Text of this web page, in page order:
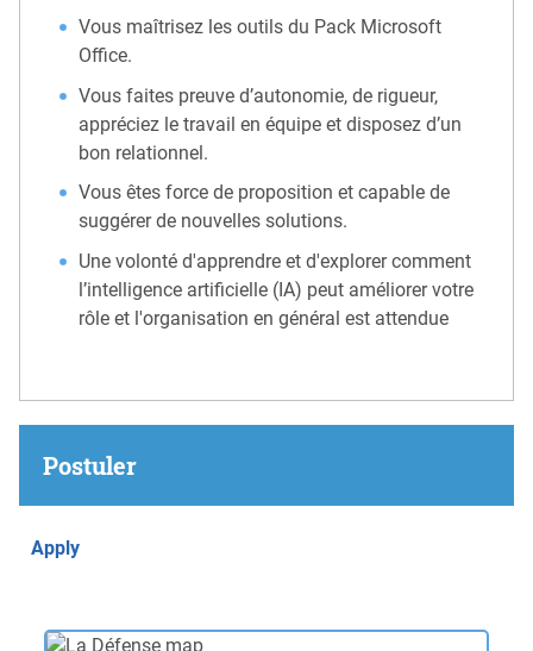
Vous maîtrisez les outils du Pack Microsoft
Office.
Vous faites preuve d’autonomie, de rigueur,
appréciez le travail en équipe et disposez d’un
bon relationnel.
Vous êtes force de proposition et capable de
suggérer de nouvelles solutions.
Une volonté d'apprendre et d'explorer comment
l’intelligence artificielle (IA) peut améliorer votre
rôle et l'organisation en général est attendue
Postuler
Apply